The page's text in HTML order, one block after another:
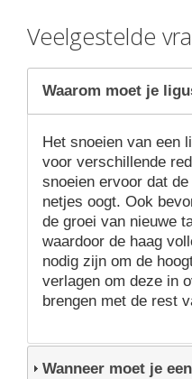
Veelgestelde
Waarom moet je
Het snoeien van een
voor verschillende
snoeien ervoor dat
netjes oogt. Ook
de groei van nieuwe
waardoor de haag
nodig zijn om de
verlagen om deze in
brengen met de rest
Wanneer moet je